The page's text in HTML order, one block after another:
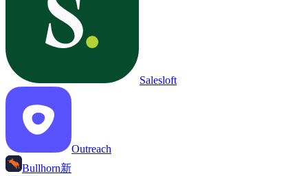
Salesloft
Outreach
Bullhorn新